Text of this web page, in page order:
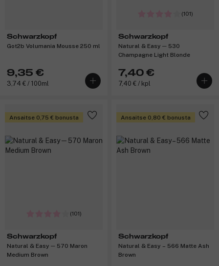
Schwarzkopf
Got2b Volumania Mousse 250 ml
9,35 €
3,74 € / 100ml
(101)
Schwarzkopf
Natural & Easy ─ 530
Champagne Light Blonde
7,40 €
7,40 € / kpl
Ansaitse 0,75 € bonusta
(101)
Schwarzkopf
Natural & Easy ─ 570 Maron
Medium Brown
Ansaitse 0,80 € bonusta
Schwarzkopf
Natural & Easy – 566 Matte Ash
Brown